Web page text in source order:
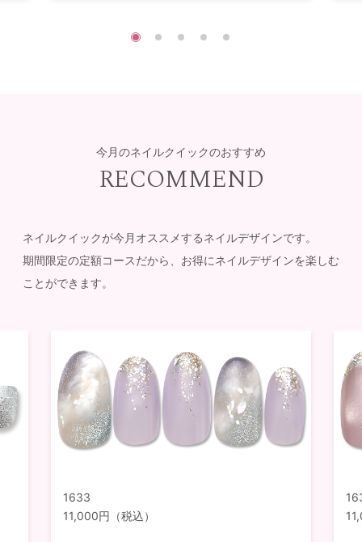
今月のネイルクイックのおすすめ
RECOMMEND
ネイルクイックが今月オススメするネイルデザインです。
期間限定の定額コースだから、お得にネイルデザインを楽しむ
ことができます。
1633
11,000円（税込）